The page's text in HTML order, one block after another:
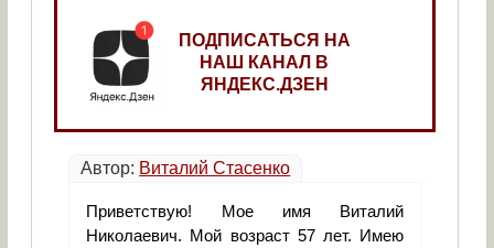
ПОДПИСАТЬСЯ НА
НАШ КАНАЛ В
ЯНДЕКС.ДЗЕН
Автор: Виталий Стасенко
Приветствую! Мое имя Виталий
Николаевич. Мой возраст 57 лет. Имею